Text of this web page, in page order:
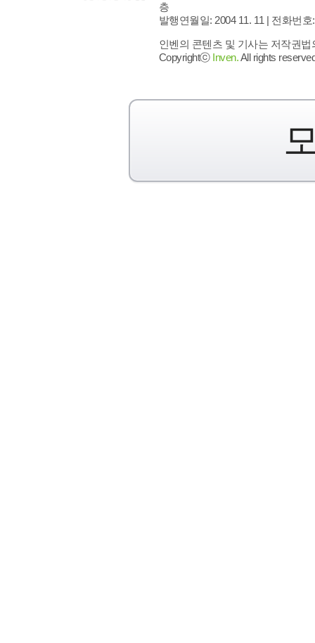
층
발행연월일: 2004 11. 11 | 전화번호
인벤의 콘텐츠 및 기사는 저작권
Copyrightⓒ Inven.All rights